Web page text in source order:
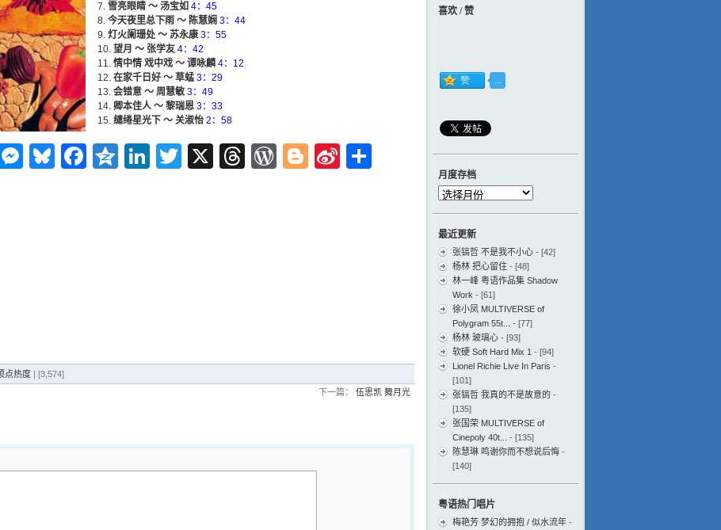
雪亮眼睛 ～ 汤宝如 4：45
今天夜里总下雨 ～ 陈慧娴 3：44
灯火阑珊处 ～ 苏永康 3：55
望月 ～ 张学友 4：42
情中情 戏中戏 ～ 谭咏麟 4：12
在家千日好 ～ 草蜢 3：29
会错意 ～ 周慧敏 3：49
卿本佳人 ～ 黎瑞恩 3：33
缱绻星光下 ～ 关淑怡 2：58
Telegram
Messenger
Bluesky
Facebook
Qzone
LinkedIn
Twitter
X Threads
WordPress
Blogger
Sina
顶点热度 | [3,574]
下一篇： 伍思凯 舞月光
喜欢 / 赞
月度存档
月
档
最近更新
张镐哲 不是我不小心 - [42]
杨林 把心留住 - [48]
林一峰 粤语作品集 Shadow
Work - [61]
徐小凤 MULTIVERSE of
Polygram 55t...
- [77]
杨林 玻璃心 - [93]
软硬 Soft Hard Mix 1 - [94]
Lionel Richie Live In Paris -
[101]
张镐哲 我真的不是故意的 -
[135]
张国荣 MULTIVERSE of
Cinepoly 40t...
- [135]
陈慧琳 鸣谢你而不想说后悔 -
[140]
粤语热门唱片
梅艳芳 梦幻的拥抱 / 似水流年 -